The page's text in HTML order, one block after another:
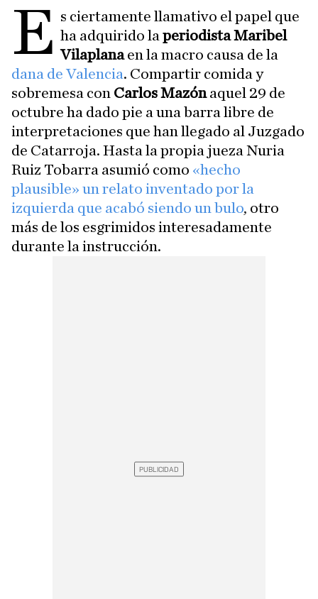
E s ciertamente llamativo el papel que
ha adquirido laperiodista Maribel
Vilaplanaen la macro causa de la
dana de Valencia. Compartir comida y
sobremesa con Carlos Mazónaquel 29 de
octubre ha dado pie a una barra libre de
interpretaciones que han llegado al Juzgado
de Catarroja. Hasta la propia jueza Nuria
Ruiz Tobarra asumió como «hecho
plausible» un relato inventado por la
izquierda que acabó siendo un bulo, otro
más de los esgrimidos interesadamente
durante la instrucción.